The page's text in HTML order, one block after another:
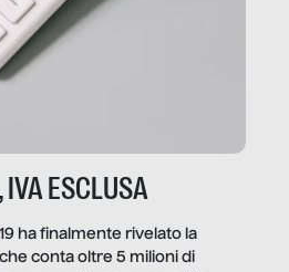
ESCLUSA
ha finalmente rivelato la
conta oltre 5 milioni di